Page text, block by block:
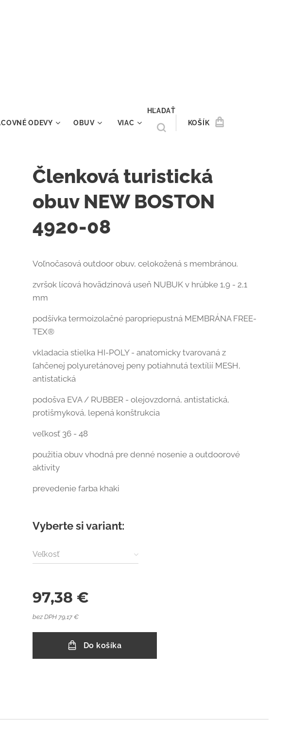
ODEVY OBUV VIAC
HĽADAŤ
KOŠÍK
Členková turistická
obuv NEW BOSTON
4920-08
Voľnočasová outdoor obuv, celokožená s membránou.
zvršok lícová hovädzinová useň NUBUK v hrúbke 1,9 - 2,1
mm
podšívka termoizolačné paropriepustná MEMBRÁNA FREE-
TEX®
vkladacia stielka HI-POLY - anatomicky tvarovaná z
ľahčenej polyuretánovej peny potiahnutá textílií MESH,
antistatická
podošva EVA / RUBBER - olejovzdorná, antistatická,
protišmyková, lepená konštrukcia
veľkosť 36 - 48
použitia obuv vhodná pre denné nosenie a outdoorové
aktivity
prevedenie farba khaki
Vyberte si variant:
Veľkosť
97,38 €
bez DPH 79,17 €
Do košíka